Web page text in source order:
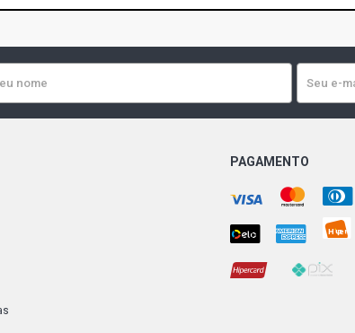
L1314
(1987 -
(1989 -
(1987 -
LAK1414
(1987 -
PAGAMENTO